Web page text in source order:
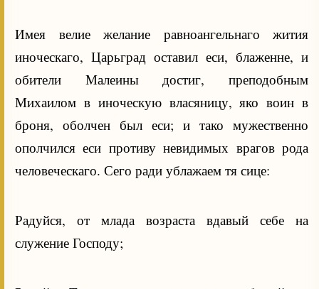
Имея велие желание равноангельнаго жития
иноческаго, Царьград оставил еси, блаженне, и
обители Малеины достиг, преподобным
Михаилом в иноческую власяницу, яко воин в
броня, оболчен был еси; и тако мужественно
ополчился еси противу невидимых врагов рода
человеческаго. Сего ради ублажаем тя сице:
Радуйся, от млада возраста вдавый себе на
служение Господу;